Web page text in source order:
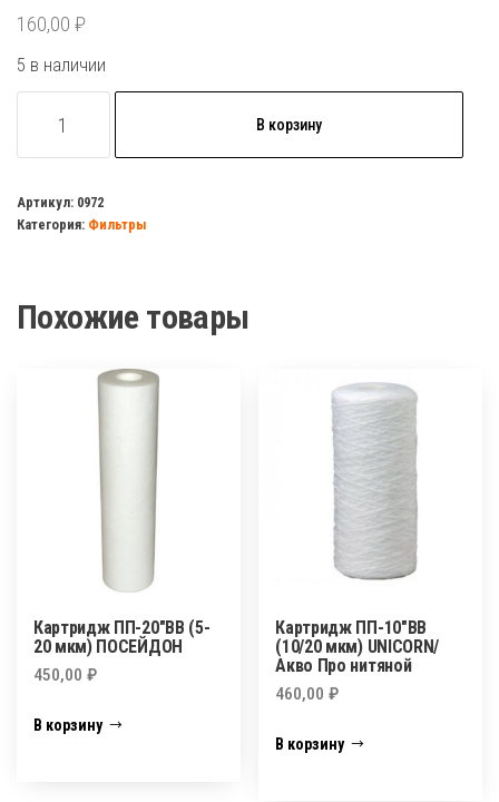
160,00 ₽
5 в наличии
товара
10мкр
вспененный
В корзину
Артикул: 0972
Категория: Фильтры
Похожие товары
Картридж ПП-20″BB (5-
20 мкм) ПОСЕЙДОН
450,00 ₽
В корзину
Картридж ПП-10″BB
(10/20 мкм) UNICORN/
Акво Про нитяной
460,00₽
В корзину